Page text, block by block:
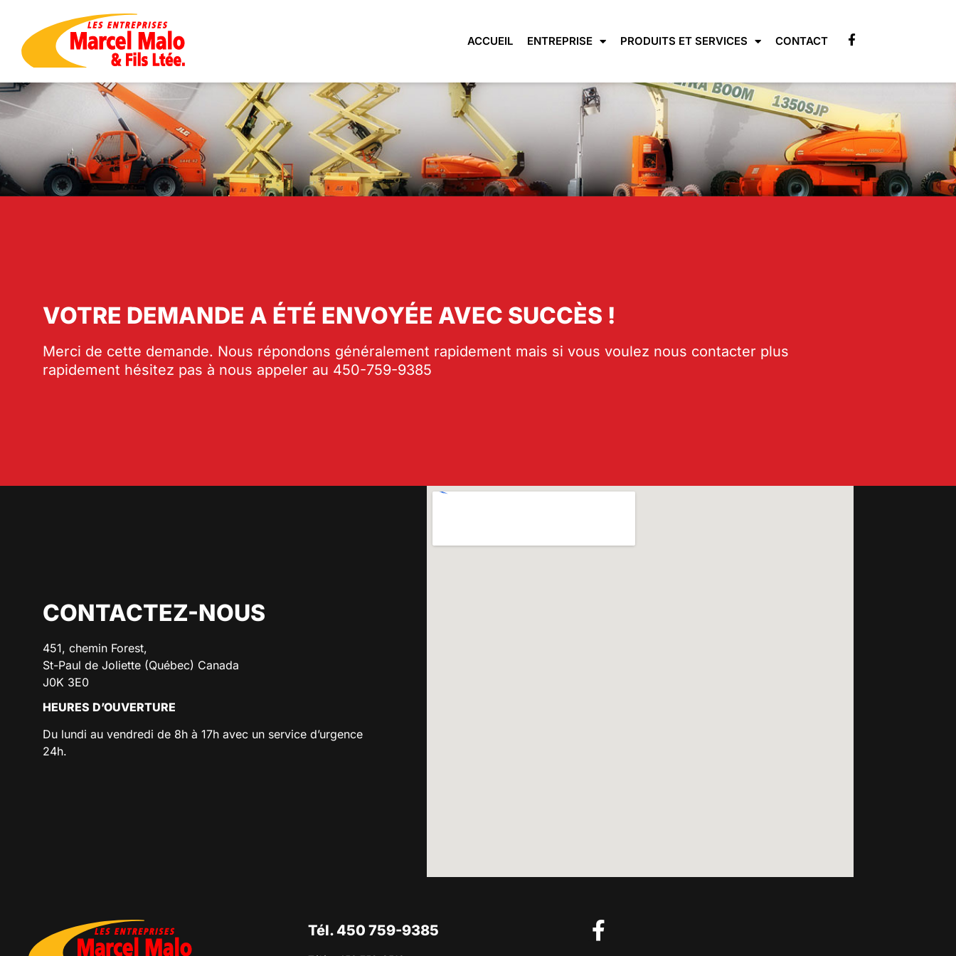
ACCUEIL ENTREPRISE PRODUITS ET SERVICES CONTACT
VOTRE DEMANDE A ÉTÉ ENVOYÉE AVEC SUCCÈS !
Merci de cette demande. Nous répondons généralement rapidement mais si vous voulez nous contacter plus
rapidement hésitez pas à nous appeler au 450-759-9385
CONTACTEZ-NOUS
451, chemin Forest,
St-Paul de Joliette (Québec) Canada
J0K 3E0
HEURES D’OUVERTURE
Du lundi au vendredi de 8h à 17h avec un service d’urgence
24h.
Tél. 450 759-9385